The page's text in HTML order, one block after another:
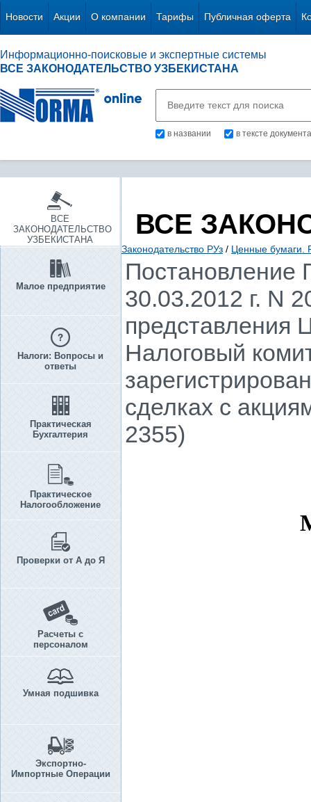
Новости Акции О компании Тарифы Публичная оферта
Информационно-поисковые и экспертные системы
ВСЕ ЗАКОНОДАТЕЛЬСТВО УЗБЕКИСТАНА
в названии в тексте документа
ВСЕ
ЗАКОНОДАТЕЛЬСТВО
УЗБЕКИСТАНА
Малое предприятие
Налоги: Вопросы и
ответы
Практическая
Бухгалтерия
Практическое
Налогообложение
Проверки от А до Я
Расчеты с
персоналом
Умная подшивка
Экспортно-
Импортные Операции
ВСЕ
Законодательство РУз / Ценные бумаги.
Постановление
30.03.2012 г. N
представления
Налоговый
сделках с
2355)